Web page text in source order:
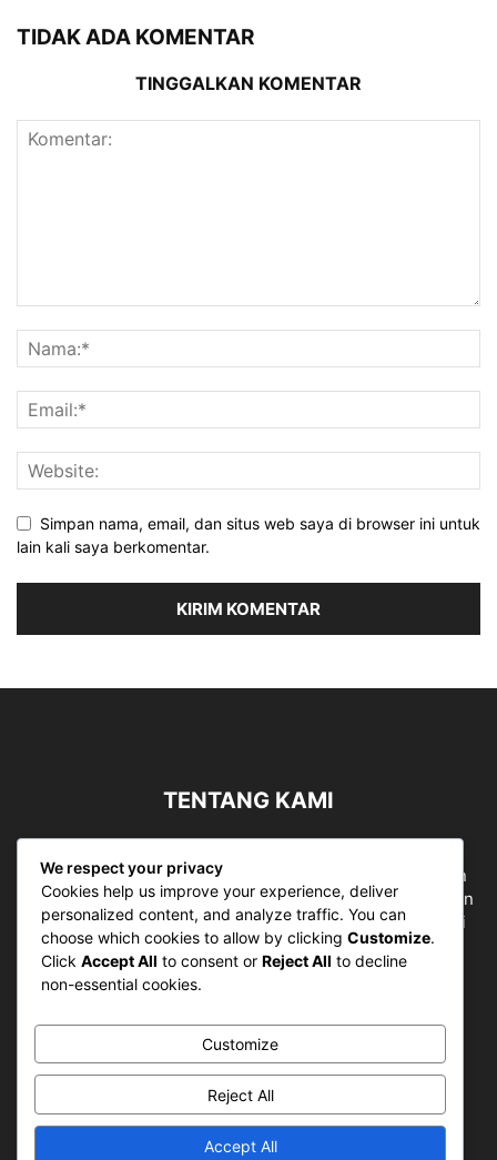
TIDAK ADA KOMENTAR
TINGGALKAN KOMENTAR
Simpan nama, email, dan situs web saya di browser ini untuk
lain kali saya berkomentar.
TENTANG KAMI
bergerak di ruang jurnalistik, sebagai entitas pemberian
ruang Publik, Media merupakan literasi mutlak diperlukan
sebagai kemampuan dasar berpikir kritis untuk hidup di
abad informasi.
Hubungi kami:
IKUTI KAMI
We respect your privacy
Cookies help us improve your experience, deliver
personalized content, and analyze traffic. You can
choose which cookies to allow by clicking Customize.
Click Accept All to consent or Reject All to decline
non-essential cookies.
Customize
Reject All
Accept All